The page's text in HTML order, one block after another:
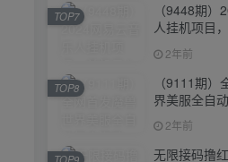
（9448期
人挂机项目
150+，无脑
2年前
TOP7
（9111期
界美服全自
入1000+，
姆级教学
2年前
TOP8
无限接码撸